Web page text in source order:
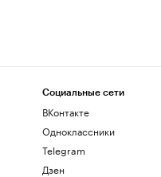
Социальные сети
ВКонтакте
Одноклассники
Telegram
Дзен